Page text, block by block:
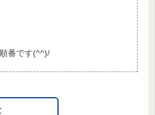
番です(^^)/